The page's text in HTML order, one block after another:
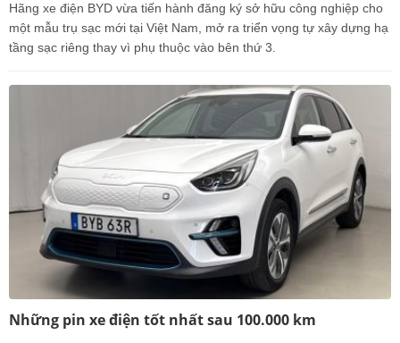
Hãng xe điện BYD vừa tiến hành đăng ký sở hữu công nghiệp cho
một mẫu trụ sạc mới tại Việt Nam, mở ra triển vọng tự xây dựng hạ
tầng sạc riêng thay vì phụ thuộc vào bên thứ 3.
Những pin xe điện tốt nhất sau 100.000 km